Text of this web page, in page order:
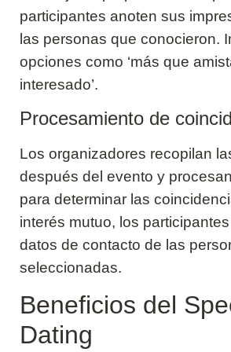
participantes anoten sus
las personas que conocieron.
opciones como ‘más que
interesado’.
Procesamiento de
Los organizadores recopilan
después del evento y
para determinar las
interés mutuo, los
datos de contacto de las
seleccionadas.
Beneficios del
Dating